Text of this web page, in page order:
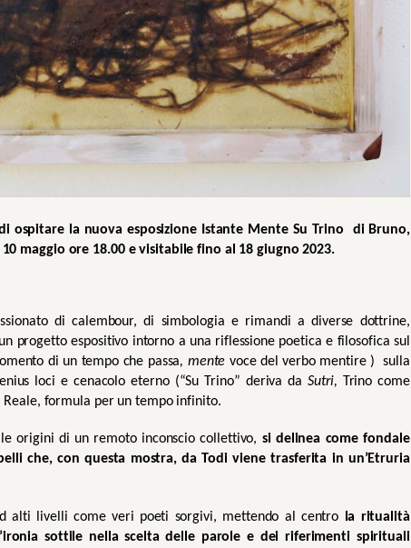
ospitare la nuova esposizione Istante Mente Su Trino  di Bruno,
maggio ore 18.00 e visitabile fino al 18 giugno 2023.
di calembour, di simbologia e rimandi a diverse dottrine,
progetto espositivo intorno a una riflessione poetica e filosofica sul
di un tempo che passa, mente voce del verbo mentire )  sulla
loci e cenacolo eterno (“Su Trino” deriva da Sutri, Trino
come
formula per un tempo infinito.
origini di un remoto inconscio collettivo, si delinea come fondale
che, con questa mostra, da Todi viene trasferita in un’Etruria
alti livelli come veri poeti sorgivi, mettendo al centro
la ritualità
sottile nella scelta delle parole e dei riferimenti spirituali